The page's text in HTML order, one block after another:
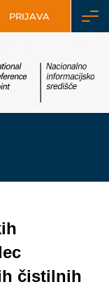
PRIJAVA
čistilnih